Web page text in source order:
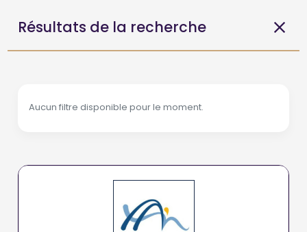
Résultats de la recherche
Aucun filtre disponible pour le moment.